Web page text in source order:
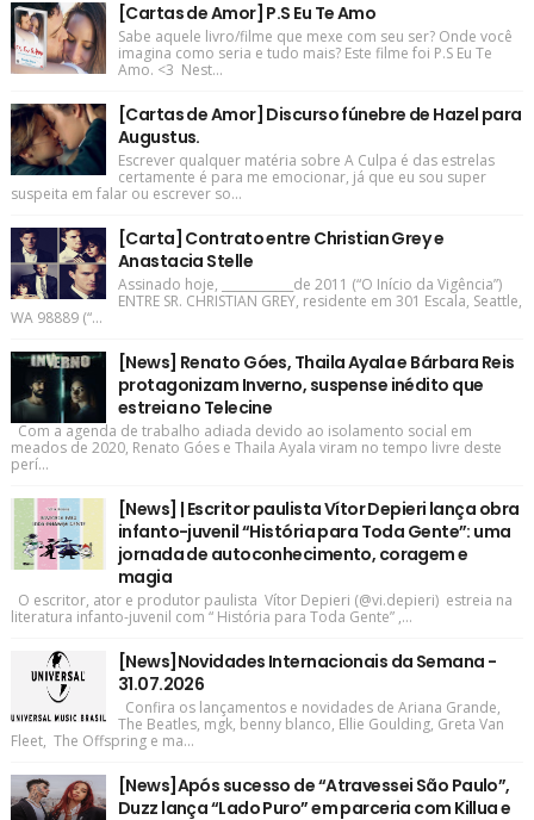
[Cartas de Amor] P.S Eu Te Amo
Sabe aquele livro/filme que mexe com seu ser? Onde você
imagina como seria e tudo mais? Este filme foi P.S Eu Te
Amo. <3 Nest...
[Cartas de Amor] Discurso fúnebre de Hazel para
Augustus.
Escrever qualquer matéria sobre A Culpa é das estrelas
certamente é para me emocionar, já que eu sou super
suspeita em falar ou escrever so...
[Carta] Contrato entre Christian Grey e
Anastacia Stelle
Assinado hoje, ____________de 2011 (“O Início da Vigência”)
ENTRE SR. CHRISTIAN GREY, residente em 301 Escala, Seattle,
WA 98889 (“...
[News] Renato Góes, Thaila Ayala e Bárbara Reis
protagonizam Inverno, suspense inédito que
estreia no Telecine
Com a agenda de trabalho adiada devido ao isolamento social em
meados de 2020, Renato Góes e Thaila Ayala viram no tempo livre deste
perí...
[News] | Escritor paulista Vítor Depieri lança obra
infanto-juvenil “História para Toda Gente”: uma
jornada de autoconhecimento, coragem e
magia
O escritor, ator e produtor paulista Vítor Depieri (@vi.depieri) estreia na
literatura infanto-juvenil com “ História para Toda Gente” ,...
[News]Novidades Internacionais da Semana -
31.07.2026
Confira os lançamentos e novidades de Ariana Grande,
The Beatles, mgk, benny blanco, Ellie Goulding, Greta Van
Fleet, The Offspring e ma...
[News]Após sucesso de “Atravessei São Paulo”,
Duzz lança “Lado Puro” em parceria com Killua e